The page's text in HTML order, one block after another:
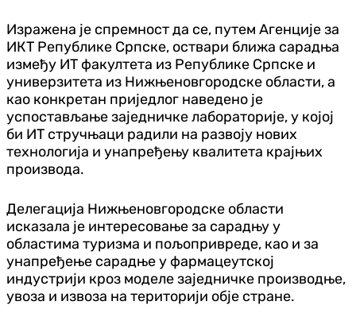
Изражена је спремност да се, путем Агенције за
ИКТ Републике Српске, оствари ближа сарадња
између ИТ факултета из Републике Српске и
универзитета из Нижњеновгородске области, а
као конкретан приједлог наведено је
успостављање заједничке лабораторије, у којој
би ИТ стручњаци радили на развоју нових
технологија и унапређењу квалитета крајњих
производа.
Делегација Нижњеновгородске области
исказала је интересовање за сарадњу у
областима туризма и пољопривреде, као и за
унапређење сарадње у фармацеутској
индустрији кроз моделе заједничке производње,
увоза и извоза на територији обје стране.